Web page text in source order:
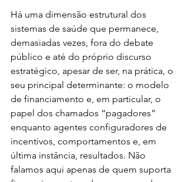
Há uma dimensão estrutural dos
sistemas de saúde que permanece,
demasiadas vezes, fora do debate
público e até do próprio discurso
estratégico, apesar de ser, na prática, o
seu principal determinante: o modelo
de financiamento e, em particular, o
papel dos chamados “pagadores”
enquanto agentes configuradores de
incentivos, comportamentos e, em
última instância, resultados. Não
falamos aqui apenas de quem suporta